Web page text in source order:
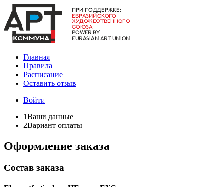
Главная
Правила
Расписание
Оставить отзыв
Войти
1Ваши данные
2Вариант оплаты
Оформление заказа
Состав заказа